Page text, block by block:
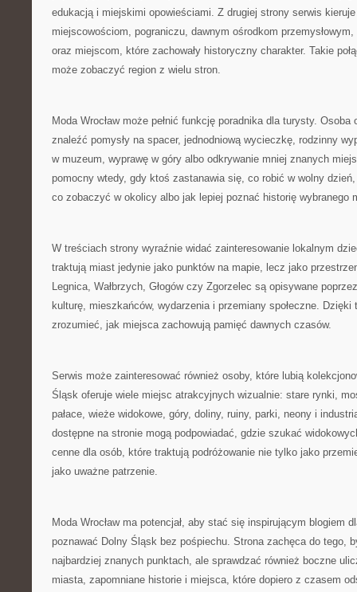
edukacją i miejskimi opowieściami. Z drugiej strony serwis kieruje
miejscowościom, pograniczu, dawnym ośrodkom
oraz miejscom, które zachowały historyczny charakter. Takie
może zobaczyć region z wielu stron.
Moda Wrocław może pełnić funkcję poradnika dla turysty.
znaleźć pomysły na spacer, jednodniową wycieczkę, rodzinny
w muzeum, wyprawę w góry albo odkrywanie mniej znanych
pomocny wtedy, gdy ktoś zastanawia się, co robić w wolny
co zobaczyć w okolicy albo jak lepiej poznać historię wybranego
W treściach strony wyraźnie widać zainteresowanie lokalnym
traktują miast jedynie jako punktów na mapie, lecz jako
Legnica, Wałbrzych, Głogów czy Zgorzelec są opisywane
kulturę, mieszkańców, wydarzenia i przemiany społeczne.
zrozumieć, jak miejsca zachowują pamięć dawnych czasów.
Serwis może zainteresować również osoby, które lubią
Śląsk oferuje wiele miejsc atrakcyjnych wizualnie: stare rynki,
pałace, wieże widokowe, góry, doliny, ruiny, parki, neony i
dostępne na stronie mogą podpowiadać, gdzie szukać
cenne dla osób, które traktują podróżowanie nie tylko jako
jako uważne patrzenie.
Moda Wrocław ma potencjał, aby stać się inspirującym blogiem
poznawać Dolny Śląsk bez pośpiechu. Strona zachęca do tego,
najbardziej znanych punktach, ale sprawdzać również boczne
miasta, zapomniane historie i miejsca, które dopiero z czasem